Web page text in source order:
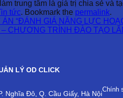
trung tâm là giá trị chia sẻ và
tức. Bookmark the permalink.
“ĐÁNH GIÁ NĂNG LỰC
CHƯƠNG TRÌNH ĐÀO TẠO
LÝ OD CLICK
Nghĩa Đô, Q. Cầu Giấy, Hà Nội
Chính